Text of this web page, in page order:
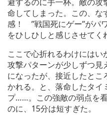
避するのに手一杯。敵の攻
命してしまった。この、な
感！ ”戦国死にゲー”がパ
をひしひしと感じさせてく
ここで心折れるわけにはい
攻撃パターンが少しずつ見
になったが、接近したと
かれる。と、落命したタイ
プ……。この強敵の弱点を
のに、15分は短すぎた。